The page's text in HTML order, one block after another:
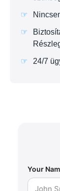
24/7
Your